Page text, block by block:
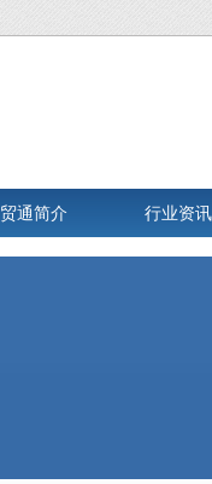
贸通简介 行业资讯